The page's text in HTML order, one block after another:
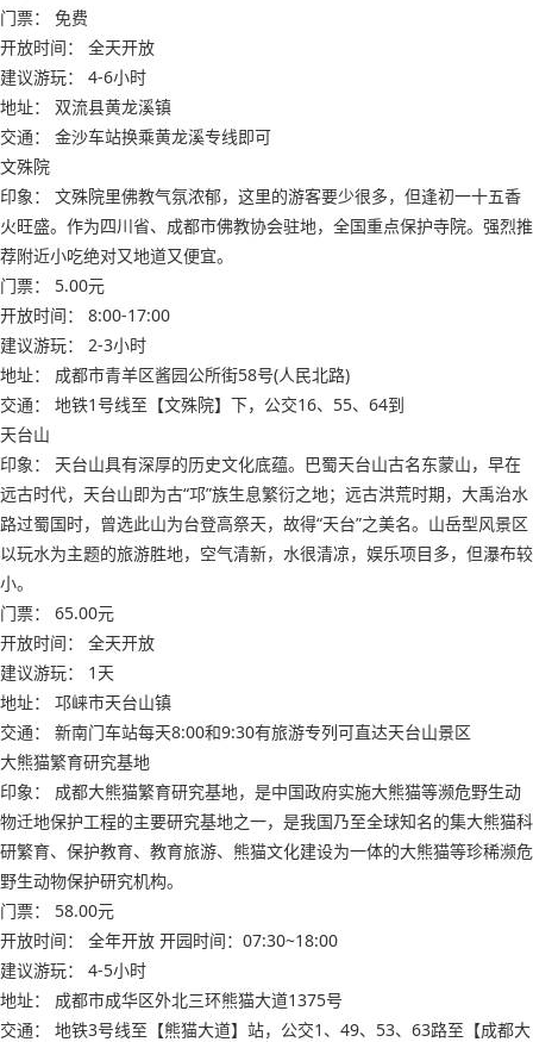
门票： 免费
开放时间： 全天开放
建议游玩： 4-6小时
地址： 双流县黄龙溪镇
交通： 金沙车站换乘黄龙溪专线即可
文殊院
印象： 文殊院里佛教气氛浓郁，这里的游客要少很多，但逢初一十五香
火旺盛。作为四川省、成都市佛教协会驻地，全国重点保护寺院。强烈推
荐附近小吃绝对又地道又便宜。
门票： 5.00元
开放时间： 8:00-17:00
建议游玩： 2-3小时
地址： 成都市青羊区酱园公所街58号(人民北路)
交通： 地铁1号线至【文殊院】下，公交16、55、64到
天台山
印象： 天台山具有深厚的历史文化底蕴。巴蜀天台山古名东蒙山，早在
远古时代，天台山即为古“邛”族生息繁衍之地；远古洪荒时期，大禹治水
路过蜀国时，曾选此山为台登高祭天，故得“天台”之美名。山岳型风景区
以玩水为主题的旅游胜地，空气清新，水很清凉，娱乐项目多，但瀑布较
小。
门票： 65.00元
开放时间： 全天开放
建议游玩： 1天
地址： 邛崃市天台山镇
交通： 新南门车站每天8:00和9:30有旅游专列可直达天台山景区
大熊猫繁育研究基地
印象： 成都大熊猫繁育研究基地，是中国政府实施大熊猫等濒危野生动
物迁地保护工程的主要研究基地之一，是我国乃至全球知名的集大熊猫科
研繁育、保护教育、教育旅游、熊猫文化建设为一体的大熊猫等珍稀濒危
野生动物保护研究机构。
门票： 58.00元
开放时间： 全年开放 开园时间：07:30~18:00
建议游玩： 4-5小时
地址： 成都市成华区外北三环熊猫大道1375号
交通： 地铁3号线至【熊猫大道】站，公交1、49、53、63路至【成都大